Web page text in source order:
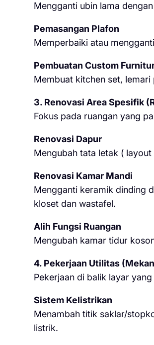
Mengganti ubin lama
Pemasangan Plafon
Memperbaiki atau
Pembuatan Custom
Membuat kitchen set,
3. Renovasi Area Spesifik
Fokus pada ruangan yang
Renovasi Dapur
Mengubah tata letak (
Renovasi Kamar Mandi
Mengganti keramik dinding
kloset dan wastafel.
Alih Fungsi Ruangan
Mengubah kamar tidur
4. Pekerjaan Utilitas
Pekerjaan di balik layar
Sistem Kelistrikan
Menambah titik saklar/
listrik.